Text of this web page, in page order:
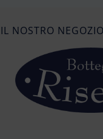
IL NOSTRO